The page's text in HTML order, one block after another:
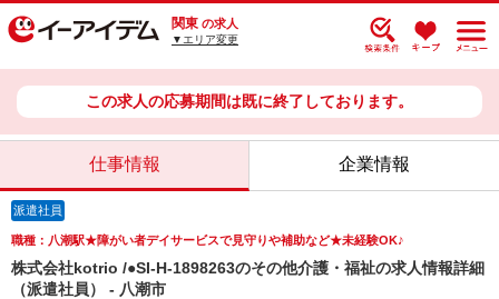
関東 の求人
▼エリア変更
この求人の応募期間は既に終了しております。
仕事情報 企業情報
派遣社員
職種：八潮駅★障がい者デイサービスで見守りや補助など★未経験OK♪
株式会社kotrio /●SI-H-1898263のその他介護・福祉の求人情報詳細
（派遣社員） - 八潮市